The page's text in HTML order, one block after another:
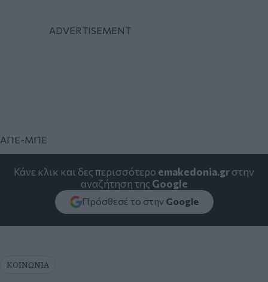
ΑΠΕ-ΜΠΕ
Κάνε κλικ και δες περισσότερο emakedonia.grστην
αναζήτηση της Google
Πρόσθεσέ το στην Google
ΚΟΙΝΩΝΙΑ